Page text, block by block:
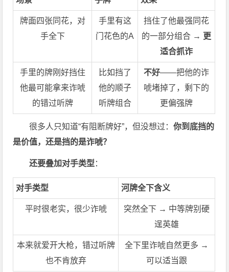
牌面四张同花，对
手全下
手里有这
门花色的A
挡住了他最强同花
的一部分组合 → 更
适合抓诈
手里的牌刚好挡住
他最可能拿来诈唬
的错过听牌
比如挡了
他的顺子
听牌组合
不好——把他的诈
唬堵掉了，剩下的
更偏强牌
很多人只知道“有阻断牌好”，但没想过：你到底挡的
是价值，还是挡的是诈唬？
还要叠加对手类型 ：
对手类型 河牌全下含义
平时很老实，很少诈唬
突然全下 → 中等牌别硬
逞英雄
本来就爱开大枪，错过听牌
也不肯放弃
全下里诈唬自然更多 →
可以适当跟